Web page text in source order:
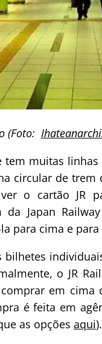
(Foto:
muitas
circular de trem
o cartão JR
Japan
para cima e
o JR
em
é feita em
as opções aqui).